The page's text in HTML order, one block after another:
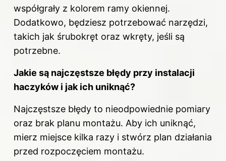
współgrały z kolorem ramy okiennej.
Dodatkowo, będziesz potrzebować narzędzi,
takich jak śrubokręt oraz wkręty, jeśli są
potrzebne.
Jakie są najczęstsze błędy przy instalacji
haczyków i jak ich uniknąć?
Najczęstsze błędy to nieodpowiednie pomiary
oraz brak planu montażu. Aby ich uniknąć,
mierz miejsce kilka razy i stwórz plan działania
przed rozpoczęciem montażu.